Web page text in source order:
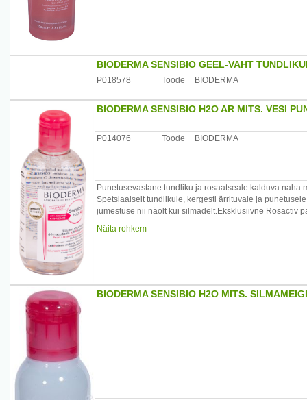
BIODERMA SENSIBIO GEEL-VAHT
P018578 Toode BIODERMA
BIODERMA SENSIBIO H2O AR MITS. VESI
P014076 Toode BIODERMA
Punetusevastane tundliku ja rosaatseale kalduva naha
Spetsiaalselt tundlikule, kergesti ärrituvale ja
jumestuse nii näolt kui silmadelt.Eksklusiivne Rosactiv
Patenteeritud naturaalne D.A.F. kompleks tõstab naha
Näita rohkem
BIODERMA SENSIBIO H2O MITS.